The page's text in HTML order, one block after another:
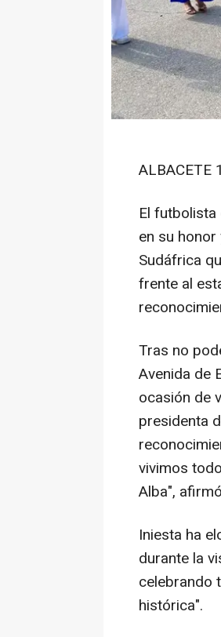
ALBACETE
El
en su
Sudáfrica
frente al
Tras no
Avenida de
ocasión de
presidenta
vivimos
Alba",
Iniesta ha
durante la
celebrando
histórica".